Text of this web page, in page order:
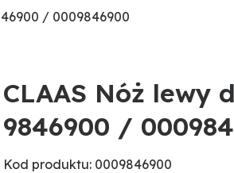
/ 0009846900
CLAAS Nóż lewy
9846900 /
Kod produktu: 0009846900